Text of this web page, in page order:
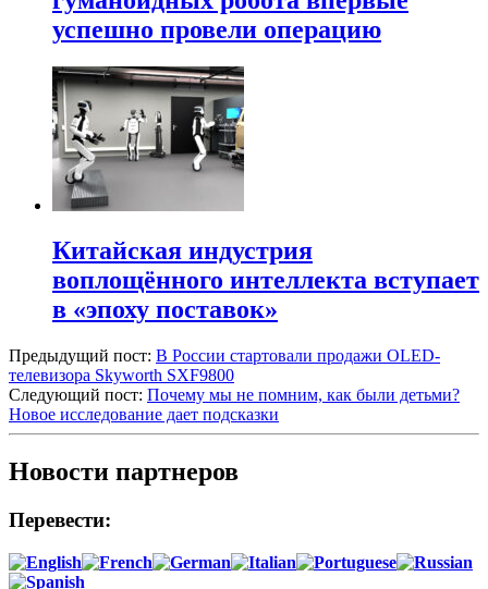
успешно провели операцию
Китайская индустрия
воплощённого интеллекта вступает
в «эпоху поставок»
Предыдущий пост: В России стартовали продажи OLED-
телевизора Skyworth SXF9800
Следующий пост: Почему мы не помним, как были детьми?
Новое исследование дает подсказки
Новости партнеров
Перевести: